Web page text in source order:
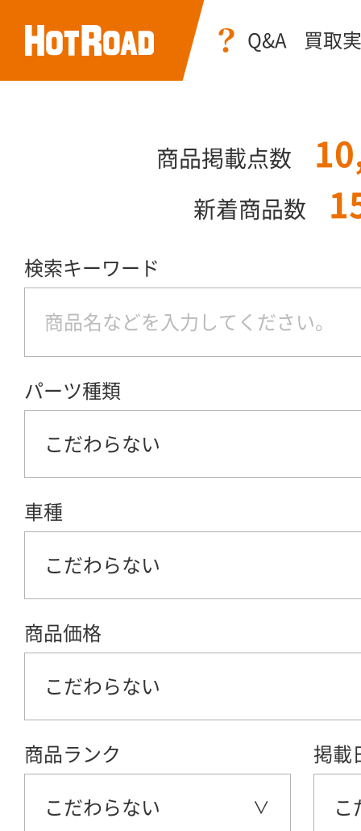
Q&A 買取
商品掲載点数
新着商品数
検索キーワード
パーツ種類
こだわらない
車種
こだわらない
商品価格
こだわらない
商品ランク
こだわらない
掲載
こ